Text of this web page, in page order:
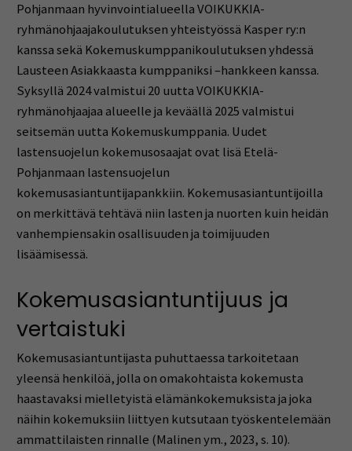
Pohjanmaan hyvinvointialueella VOIKUKKIA-
ryhmänohjaajakoulutuksen yhteistyössä Kasper ry:n
kanssa sekä Kokemuskumppanikoulutuksen yhdessä
Lausteen Asiakkaasta kumppaniksi –hankkeen kanssa.
Syksyllä 2024 valmistui 20 uutta VOIKUKKIA-
ryhmänohjaajaa alueelle ja keväällä 2025 valmistui
seitsemän uutta Kokemuskumppania. Uudet
lastensuojelun kokemusosaajat ovat lisä Etelä-
Pohjanmaan lastensuojelun
kokemusasiantuntijapankkiin. Kokemusasiantuntijoilla
on merkittävä tehtävä niin lasten ja nuorten kuin heidän
vanhempiensakin osallisuuden ja toimijuuden
lisäämisessä.
Kokemusasiantuntijuus ja
vertaistuki
Kokemusasiantuntijasta puhuttaessa tarkoitetaan
yleensä henkilöä, jolla on omakohtaista kokemusta
haastavaksi mielletyistä elämänkokemuksista ja joka
näihin kokemuksiin liittyen kutsutaan työskentelemään
ammattilaisten rinnalle (Malinen ym., 2023, s. 10).